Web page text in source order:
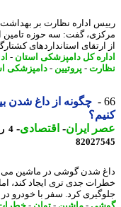
اداره نظارت بر بهداشت
گفت: سه حوزه تامین
استانداردهای کشتارگاه
کل دامپزشکی استان-
- پروتیین-دامپزشکی
چگونه از داغ شدن
ایران- اقتصادی-4 روز پیش - چهارشنبه 14 مرداد 1405، 10:50
شدن گوشی در ماشین می
جدی تری ایجاد کند، اما با
کرد. سفر با خودرو در